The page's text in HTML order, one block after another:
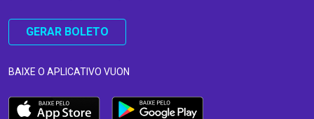
GERAR BOLETO
BAIXE O APLICATIVO VUON